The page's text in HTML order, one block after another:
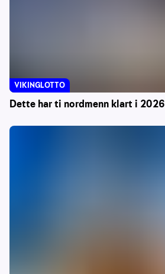
Dette har ti nordmenn klart i 2026
VIKINGLOTTO